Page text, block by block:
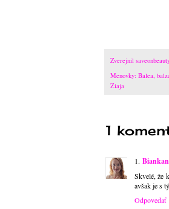
Zverejnil
Menovky: Balea
Ziaja
1
Skvelé, že
avšak je s
Odpovedať